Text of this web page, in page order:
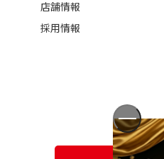
店舗情報
採用情報